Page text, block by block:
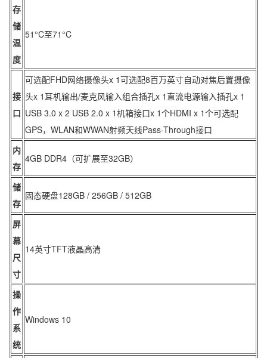
存
储
温
度
51°C至71°C
接
口
可选配FHD网络摄像头x 1可选配8百万英寸自动对焦后置摄像
头x 1耳机输出/麦克风输入组合插孔x 1直流电源输入插孔x 1
USB 3.0 x 2 USB 2.0 x 1机箱接口x 1个HDMI x 1个可选配
GPS，WLAN和WWAN射频天线Pass-Through接口
内
存
4GB DDR4（可扩展至32GB）
储
存
固态硬盘128GB / 256GB / 512GB
屏
幕
尺
寸
14英寸TFT液晶高清
操
作
系
统
Windows 10